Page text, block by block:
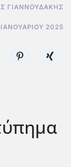
ΓΙΑΝΝΟΥΔΆΚΗΣ
2025